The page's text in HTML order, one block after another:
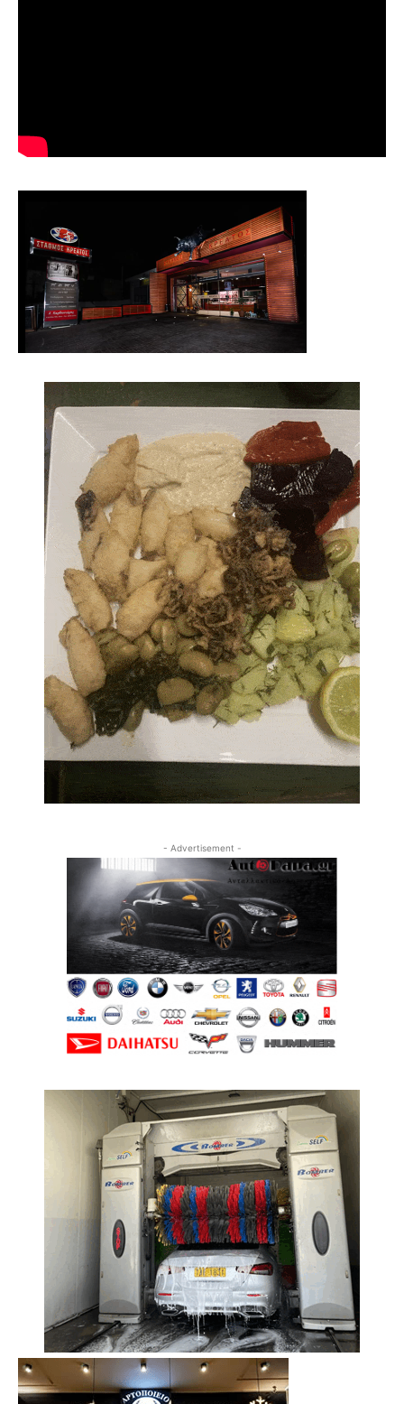
- Advertisement -